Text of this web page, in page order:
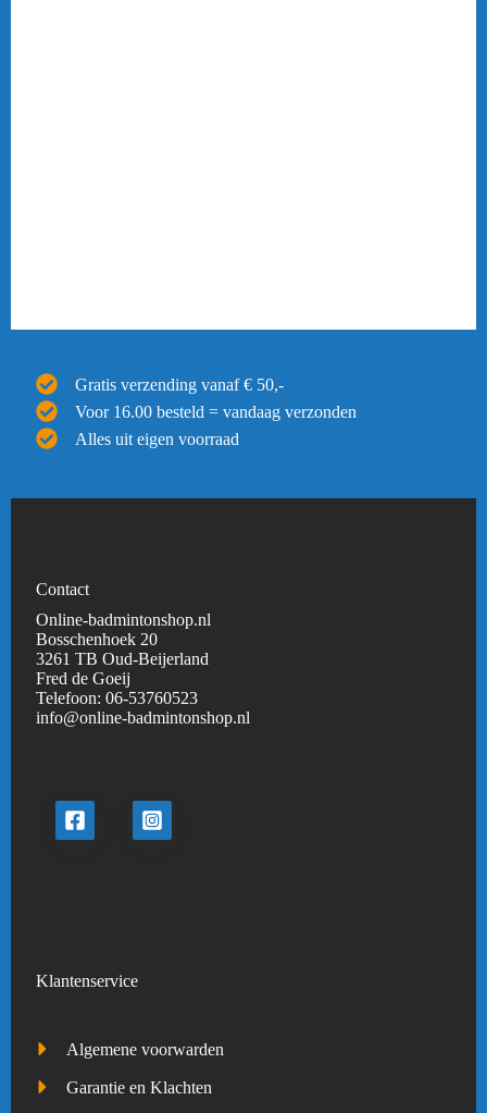
Gratis verzending vanaf € 50,-
Voor 16.00 besteld = vandaag verzonden
Alles uit eigen voorraad
Contact
Online-badmintonshop.nl
Bosschenhoek 20
3261 TB Oud-Beijerland
Fred de Goeij
Telefoon:06-53760523
info@online-badmintonshop.nl
Klantenservice
Algemene voorwarden
Garantie en Klachten